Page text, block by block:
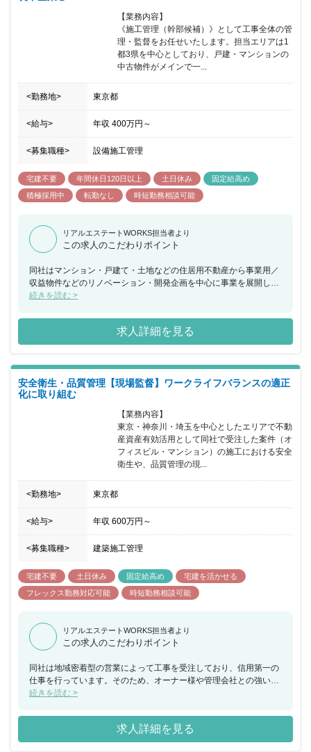
【業務内容】
《施工管理（幹部候補）》として工事全体の管
理・監督をお任せいたします。担当エリアは1
都3県を中心としており、戸建・マンションの
中古物件がメインで一...
<勤務地> 東京都
<給与> 年収 400万円 ～
<募集職種> 設備施工管理
宅建不要 年間休日120日以上 土日休み
固定給高め
積極採用中
転勤なし 時短勤務相談可能
リアルエステートWORKS担当者より
この求人のこだわりポイント
同社はマンション・戸建て・土地などの住居用不動産から事業用／
収益物件などのリノベーション・開発企画を中心に事業を展開して
いる企業になります。新たな不動産価値を提供することを理念に掲
る不動産のプロフェッショナル集団です。業績も右肩上がりで13期
連続黒字を実現するなど、事業拡大も順調な成長中企業となってい
ます。また社員が主体性高く仕事に取り組み、サスティナブルな組
ます。明確な評価制度は勿論ですが、代表が直接サポートや教育す
ることもあり、成長意欲のある方にはピッタリの職場環境が整って
います。社員の成長に労力を惜しまない企業になりますので不動産
のプロフェッショナルとしての成長が見込めます。働きやすい環境
も整っており、年間休日120日（完全週休2日制）／土日祝休み／変
則時間（早番・遅番・夜勤など）での勤務なしなど施工管理として
ワークライフバランスを意識した働き方を実現することが可能で
続きを読む >
求人詳細を見る
安全衛生・品質管理【現場監督】ワークライフバランスの適正
化に取り組む
【業務内容】
東京・神奈川・埼玉を中心としたエリアで不動
産資産有効活用として同社で受注した案件（オ
フィスビル・マンション）の施工における安全
衛生や、品質管理の現...
<勤務地> 東京都
<給与> 年収 600万円 ～
<募集職種> 建築施工管理
宅建不要 土日休み 固定給高め
宅建を活かせる
フレックス勤務対応可能
時短勤務相談可能
リアルエステートWORKS担当者より
この求人のこだわりポイント
同社は地域密着型の営業によって工事を受注しており、信用第一の
仕事を行っています。そのため、オーナー様や管理会社との強いパ
イプがあり、リピーターや口コミでの案件受注が多いのが特徴で
き方を廃し、本質的な業務改善に急ピッチで取組んでいます。そし
てその取組の柱が工事の「全社管理化」です。「現場担当者は現場
でしか出来ない事だけ行い、その他の業務は部門のみんなで行う。
続きを読む >
求人詳細を見る